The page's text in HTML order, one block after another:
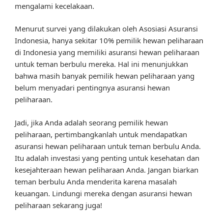
mengalami kecelakaan.
Menurut survei yang dilakukan oleh Asosiasi Asuransi
Indonesia, hanya sekitar 10% pemilik hewan peliharaan
di Indonesia yang memiliki asuransi hewan peliharaan
untuk teman berbulu mereka. Hal ini menunjukkan
bahwa masih banyak pemilik hewan peliharaan yang
belum menyadari pentingnya asuransi hewan
peliharaan.
Jadi, jika Anda adalah seorang pemilik hewan
peliharaan, pertimbangkanlah untuk mendapatkan
asuransi hewan peliharaan untuk teman berbulu Anda.
Itu adalah investasi yang penting untuk kesehatan dan
kesejahteraan hewan peliharaan Anda. Jangan biarkan
teman berbulu Anda menderita karena masalah
keuangan. Lindungi mereka dengan asuransi hewan
peliharaan sekarang juga!